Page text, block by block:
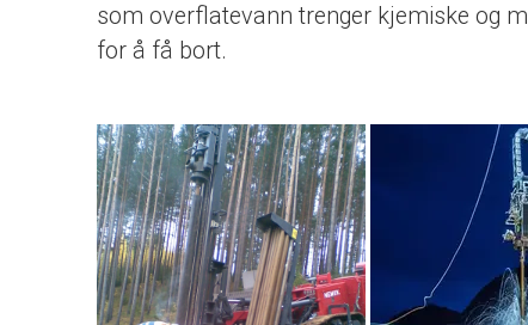
som overflatevann trenger kjemiske og
for å få bort.